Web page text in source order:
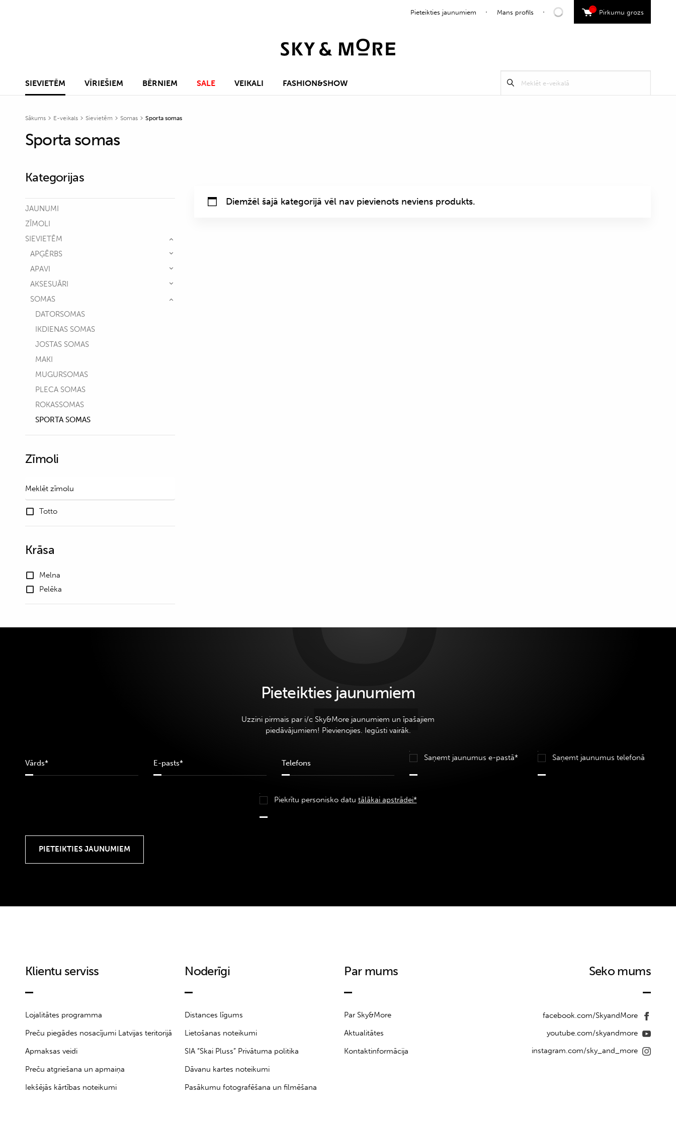
Pieteikties jaunumiem Mans profils Pirkumu grozs
0
SIEVIETĒM VĪRIEŠIEM BĒRNIEM SALE VEIKALI FASHION&SHOW Meklēt
Sākums E-veikals Sievietēm Somas Sporta somas
Sporta somas
Diemžēl šajā kategorijā vēl nav pievienots neviens produkts.
Kategorijas
JAUNUMI
ZĪMOLI
SIEVIETĒM
APĢĒRBS
APAVI
AKSESUĀRI
SOMAS
DATORSOMAS
IKDIENAS SOMAS
JOSTAS SOMAS
MAKI
MUGURSOMAS
PLECA SOMAS
ROKASSOMAS
SPORTA SOMAS
Zīmoli
Totto
Krāsa
Melna
Pelēka
Pieteikties jaunumiem
Uzzini pirmais par i/c Sky&More jaunumiem un īpašajiem
piedāvājumiem! Pievienojies. Iegūsti vairāk.
Saņemt jaunumus e-pastā* Saņemt jaunumus telefonā
Piekrītu personisko datu tālākai apstrādei*
Klientu serviss
Lojalitātes programma
Preču piegādes nosacījumi Latvijas teritorijā
Apmaksas veidi
Preču atgriešana un apmaiņa
Iekšējās kārtības noteikumi
Noderīgi
Distances līgums
Lietošanas noteikumi
SIA “Skai Pluss” Privātuma politika
Dāvanu kartes noteikumi
Pasākumu fotografēšana un filmēšana
Par mums
Par Sky&More
Aktualitātes
Kontaktinformācija
Seko mums
facebook.com/SkyandMore
youtube.com/skyandmore
instagram.com/sky_and_more